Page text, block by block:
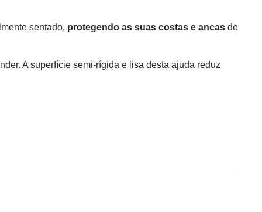
sentado, protegendo as suas costas e ancas de
A superfície semi-rígida e lisa desta ajuda reduz